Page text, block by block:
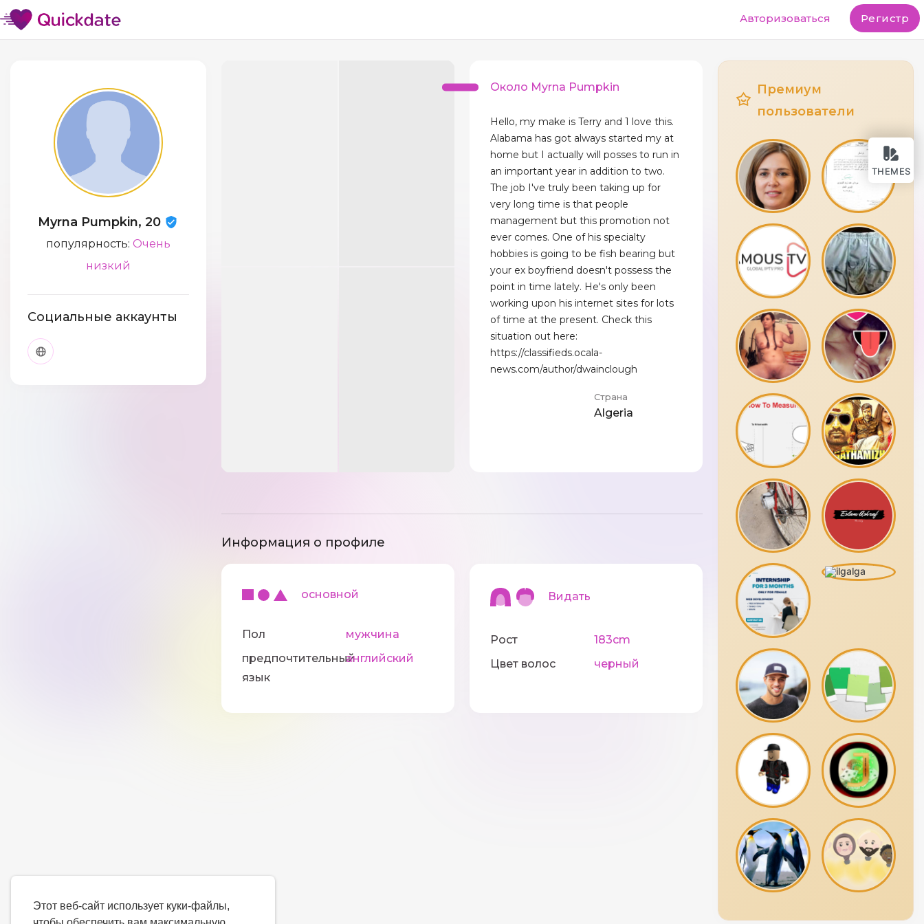
Этот веб-сайт использует куки-файлы,
THEMES
Авторизоваться Регистр
Myrna Pumpkin, 20
популярность: Очень
низкий
Социальные аккаунты
Около Myrna Pumpkin
Hello, my make is Terry and 1 love this.
Alabama has got always started my at
home but I actually will posses to run in
an important year in addition to two.
The job I've truly been taking up for
very long time is that people
management but this promotion not
ever comes. One of his specialty
hobbies is going to be fish bearing but
your ex boyfriend doesn't possess the
point in time lately. He's only been
working upon his internet sites for lots
of time at the present. Check this
situation out here:
https://classifieds.ocala-
news.com/author/dwainclough
Страна
Algeria
Информация о профиле
основной
Пол
мужчина
предпочтительный
язык
английский
Видать
Рост
183cm
Цвет волос
черный
Премиум
пользователи